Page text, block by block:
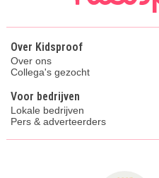
Over Kidsproof
Over ons
Collega's gezocht
Voor bedrijven
Lokale bedrijven
Pers & adverteerders